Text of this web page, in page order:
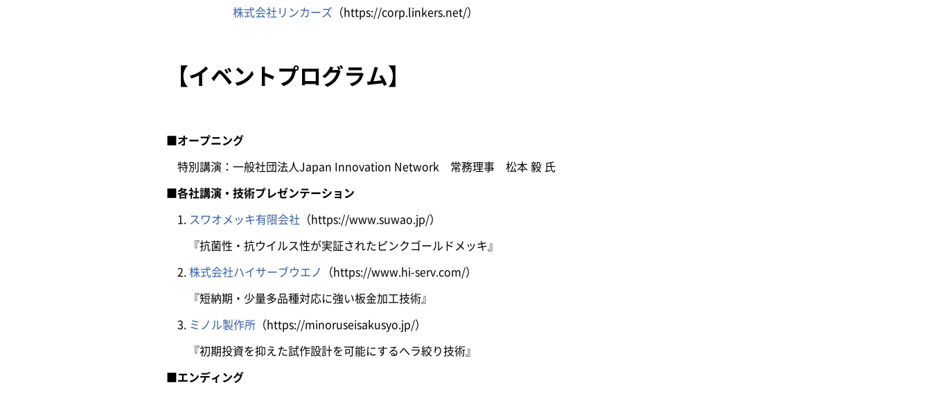
株式会社リンカーズ （https://corp.linkers.net/）
【イベントプログラム】
■オープニング
特別講演：一般社団法人Japan Innovation Network 常務理事 松本 毅 氏
■各社講演・技術プレゼンテーション
1. スワオメッキ有限会社 （https://www.suwao.jp/）
『抗菌性・抗ウイルス性が実証されたピンクゴールドメッキ』
2. 株式会社ハイサーブウエノ （https://www.hi-serv.com/）
『短納期・少量多品種対応に強い板金加工技術』
3. ミノル製作所 （https://minoruseisakusyo.jp/）
『初期投資を抑えた試作設計を可能にするヘラ絞り技術』
■エンディング